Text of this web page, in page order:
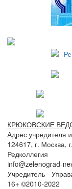
КРЮКОВСКИЕ
Адрес учредителя
124617, г. Москва,
Редколлегия
info@zelenograd-
Учредитель -
16+ ©2010-2022